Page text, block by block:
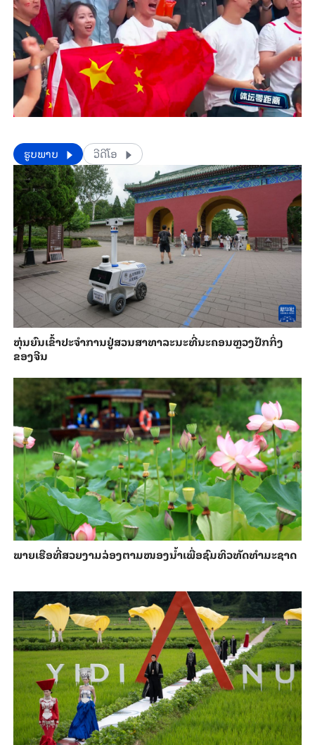
​​ຮູບພາບ ວີດີໂອ
​ຫຸ່ນ​ຍົນ​ເຂົ້າ​ປະ​ຈຳ​ການ​ຢູ່​ສວນ​ສາ​ທາ​ລະ​ນະ​ທີ່​ນະ​ຄອນຫຼວງ​ປັກ​ກິ່ງ​
ຂອງ​ຈີນ
ພາຍ​ເຮືອທີ່​ສວຍ​ງາມ​ລ່ອງ​ຕາມ​​ໜອງນ້ຳ​​ເພື່ອ​ຊົມ​ທິວ​ທັດ​ທຳ​ມະ​ຊາດ